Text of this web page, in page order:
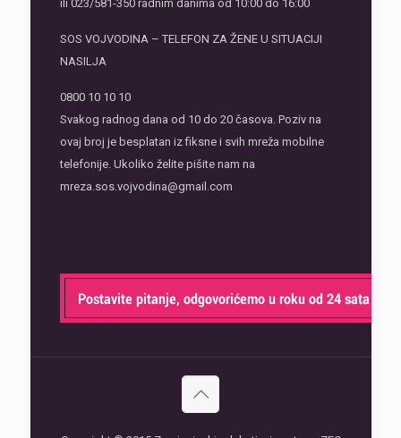
ili 023/581-350 radnim danima od 10:00 do 16:00
SOS VOJVODINA – TELEFON ZA ŽENE U SITUACIJI
NASILJA
0800 10 10 10
Svakog radnog dana od 10 do 20 časova. Poziv na
ovaj broj je besplatan iz fiksne i svih mreža mobilne
telefonije. Ukoliko želite pišite nam na
mreza.sos.vojvodina@gmail.com